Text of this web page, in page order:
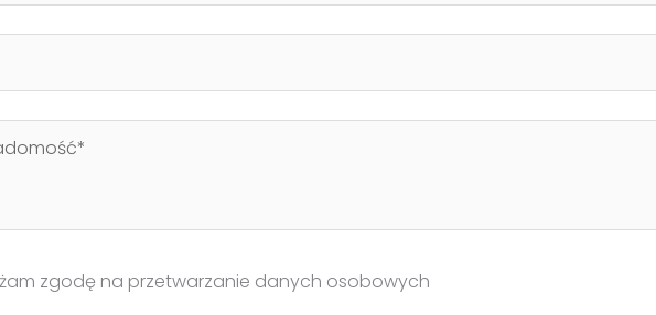
zgodę na przetwarzanie danych osobowych